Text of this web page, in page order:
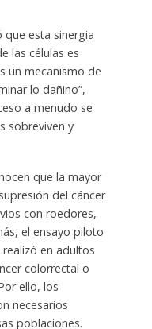
que esta sinergia
las células es
un mecanismo de
lo dañino”,
a menudo se
sobreviven y
que la mayor
del cáncer
con roedores,
el ensayo piloto
en adultos
colorrectal o
ello, los
necesarios
poblaciones.